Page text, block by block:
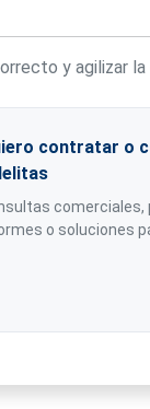
y agilizar
contratar o
o soluciones